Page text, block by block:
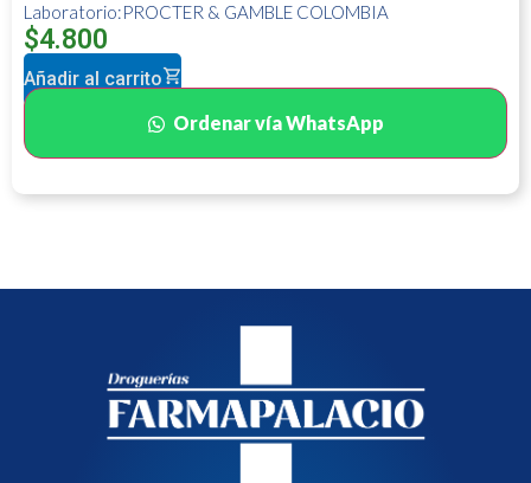
Laboratorio:PROCTER & GAMBLE COLOMBIA
$4.800
Añadir al carrito
Ordenar vía WhatsApp